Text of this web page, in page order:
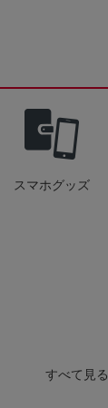
スマホグッズ
すべて見る